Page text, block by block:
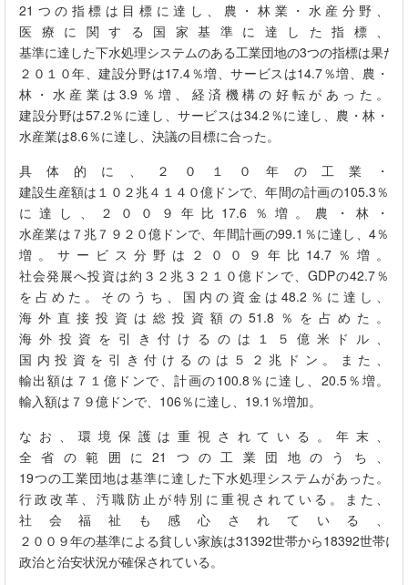
21 つの指標は目標に達し、農・林業・水産分野、
医療に関する国家基準に達した指標、
基準に達した下水処理システムのある工業団地の3つの指標は果た
２０１０年、建設分野は17.4％増、サービスは14.7％増、農・
林・水産業は3.9 ％増、経済機構の好転があった。
建設分野は57.2％に達し、サービスは34.2 ％に達し、農・林・
水産業は8.6％に達し、決議の目標に合った。
具体的に、２０１０年の工業・
建設生産額は１０２兆４１４０億ドンで、年間の計画の105.3％
に達し、２００９年比 17.6 ％増。農・林・
水産業は７兆７９２０億ドンで、年間計画の99.1 ％に達し、 4％
増。サービス分野は２００９年比 14.7 ％増。
社会発展へ投資は約３２兆３２１０億ドンで、 GDPの42.7％
を占めた。そのうち、国内の資金は 48.2 ％に達し、
海外直接投資は総投資額の 51.8 ％を占めた。
海外投資を引き付けるのは１５億米ドル、
国内投資を引き付けるのは５２兆ドン。また、
輸出額は７１億ドンで、計画の100.8 ％に達し、 20.5％増。
輸入額は７９億ドンで、 106％に達し、 19.1 ％増加。
なお、環境保護は重視されている。年末、
全省の範囲に21
つの工業団地のうち、
19つの工業団地は基準に達した下水処理システムがあった。
行政改革、汚職防止が特別に重視されている。また、
社会福祉も感心されている、
２００９年の基準による貧しい家族は31392世帯から18392世帯に
政治と治安状況が確保されている。